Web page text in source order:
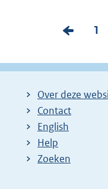
V
r
g
e
a
P
g
n
1
Over deze
Contact
English
Help
Zoeken